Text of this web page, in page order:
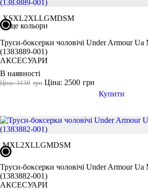
XSXL2XLLGMDSM
ще кольори
Труси-боксерки чоловічі Under Armour
(1383889-001)
АКСЕСУАРИ
В наявності
грн
Ціна: 3130 грн
Ціна: 2500
Купити
MXL2XLLGMDSM
Труси-боксерки чоловічі Under Armour Ua
(1383882-001)
АКСЕСУАРИ